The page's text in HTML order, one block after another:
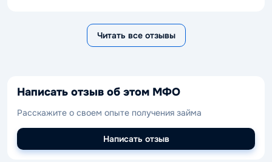
Читать все отзывы
Написать отзыв об этом МФО
Расскажите о своем опыте получения займа
Написать отзыв